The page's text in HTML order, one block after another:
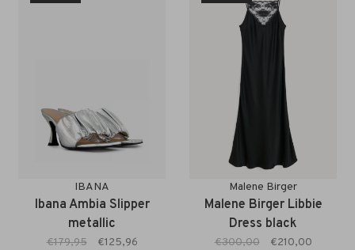
IBANA
Ibana Ambia Slipper
metallic
€179,95 €125,96
Malene Birger
Malene Birger Libbie
Dress black
€300,00 €210,00